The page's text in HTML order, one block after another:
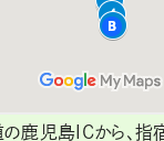
鹿児島ICから、指